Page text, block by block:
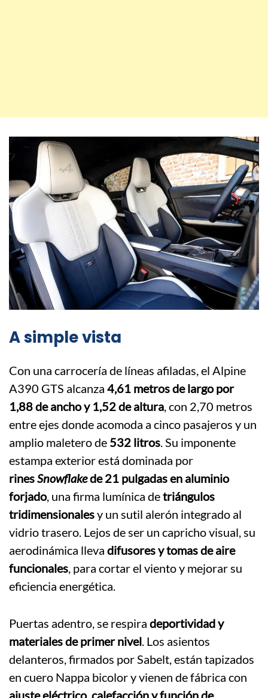
A simple vista
Con una carrocería de líneas afiladas, el Alpine
A390 GTS alcanza 4,61 metros de largo por
1,88 de ancho y 1,52 de altura, con 2,70 metros
entre ejes donde acomoda a cinco pasajeros y un
amplio maletero de 532 litros. Su imponente
estampa exterior está dominada por
rinesSnowflakede 21 pulgadas en aluminio
forjado, una firma lumínica detriángulos
tridimensionalesy un sutil alerón integrado al
vidrio trasero. Lejos de ser un capricho visual, su
aerodinámica lleva difusores y tomas de aire
funcionales, para cortar el viento y mejorar su
eficiencia energética.
Puertas adentro, se respira deportividad y
materiales de primer nivel. Los asientos
delanteros, firmados por Sabelt, están tapizados
en cuero Nappa bicolor y vienen de fábrica con